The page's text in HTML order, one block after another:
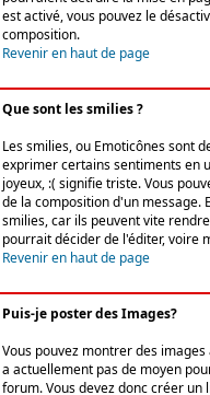
est activé, vous pouvez le
composition.
Revenir en haut de page
Que sont les smilies ?
Les smilies, ou Emoticônes sont
exprimer certains sentiments en
joyeux, :( signifie triste. Vous
de la composition d'un message.
smilies, car ils peuvent vite
pourrait décider de l'éditer, voire
Revenir en haut de page
Puis-je poster des Images?
Vous pouvez montrer des
a actuellement pas de moyen
forum. Vous devez donc créer